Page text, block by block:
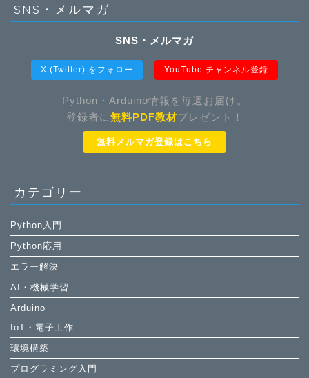
SNS・メルマガ
SNS・メルマガ
X (Twitter) をフォロー YouTube チャンネル登録
Python・Arduino情報を毎週お届け。
登録者に無料PDF教材プレゼント！
無料メルマガ登録はこちら
カテゴリー
Python入門
Python応用
エラー解決
AI・機械学習
Arduino
IoT・電子工作
環境構築
プログラミング入門